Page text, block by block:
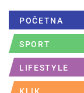
POČETNA
SPORT
LIFESTYLE